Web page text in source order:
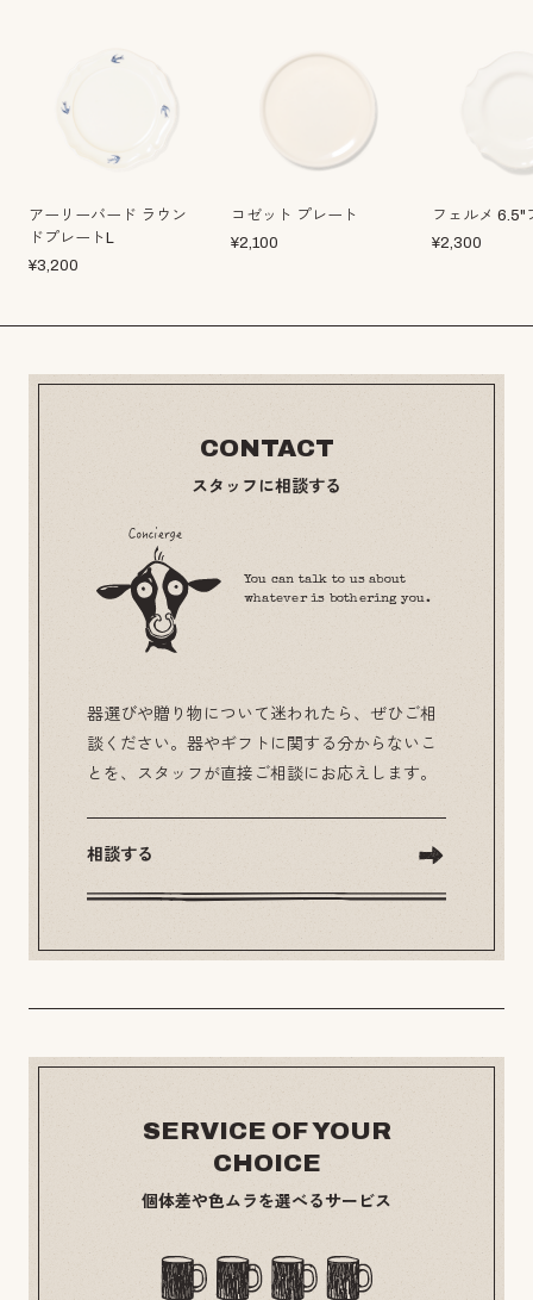
アーリーバード ラウン
ドプレートL
¥3,200
コゼット プレート
¥2,100
フェルメ 6.5"
¥2,300
CONTACT
スタッフに相談する
You can talk to us about
whatever is bothering you.
器選びや贈り物について迷われたら、ぜひご相
談ください。器やギフトに関する分からないこ
とを、スタッフが直接ご相談にお応えします。
相談する
SERVICE OF YOUR
CHOICE
個体差や色ムラを選べるサービス